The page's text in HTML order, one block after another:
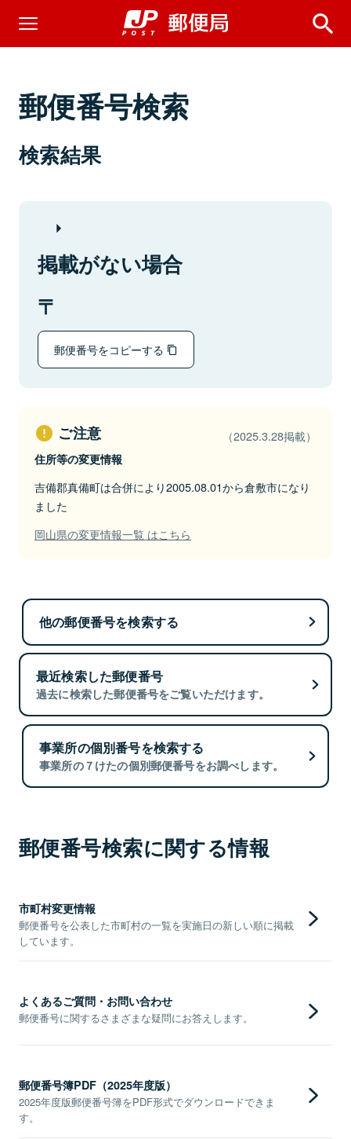
郵便番号検索
検索結果
掲載がない場合
郵便番号をコピーする
ご注意 （2025.3.28掲載）
住所等の変更情報
吉備郡真備町は合併により2005.08.01から倉敷市になり
ました
岡山県の変更情報一覧 はこちら
他の郵便番号を検索する
最近検索した郵便番号
過去に検索した郵便番号をご覧いただけます。
事業所の個別番号を検索する
事業所の７けたの個別郵便番号をお調べします。
郵便番号検索に関する情報
市町村変更情報
郵便番号を公表した市町村の一覧を実施日の新しい順に掲載
しています。
よくあるご質問・お問い合わせ
郵便番号に関するさまざまな疑問にお答えします。
郵便番号簿PDF（2025年度版）
2025年度版郵便番号簿をPDF形式でダウンロードできま
す。